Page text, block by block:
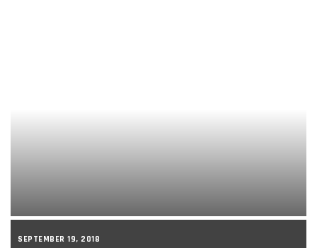
SEPTEMBER 19, 2018